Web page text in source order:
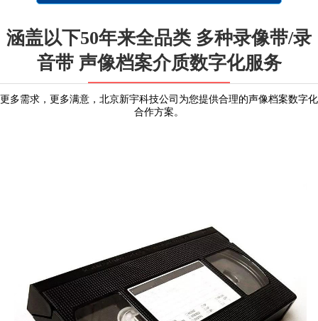
涵盖以下50年来全品类 多种录像带/录
音带 声像档案介质数字化服务
更多需求，更多满意，北京新宇科技公司为您提供合理的声像档案数字化
合作方案。